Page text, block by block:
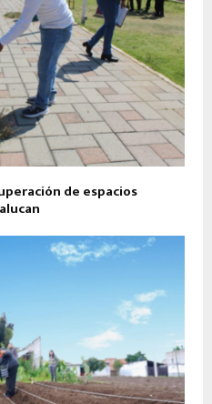
de espacios